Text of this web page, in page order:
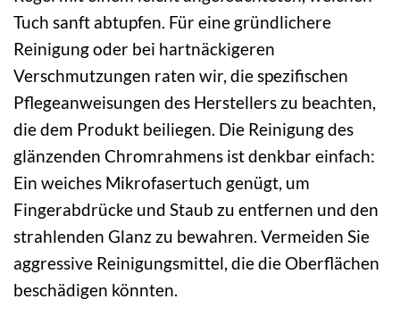
Tuch sanft abtupfen. Für eine gründlichere
Reinigung oder bei hartnäckigeren
Verschmutzungen raten wir, die spezifischen
Pflegeanweisungen des Herstellers zu beachten,
die dem Produkt beiliegen. Die Reinigung des
glänzenden Chromrahmens ist denkbar einfach:
Ein weiches Mikrofasertuch genügt, um
Fingerabdrücke und Staub zu entfernen und den
strahlenden Glanz zu bewahren. Vermeiden Sie
aggressive Reinigungsmittel, die die Oberflächen
beschädigen könnten.